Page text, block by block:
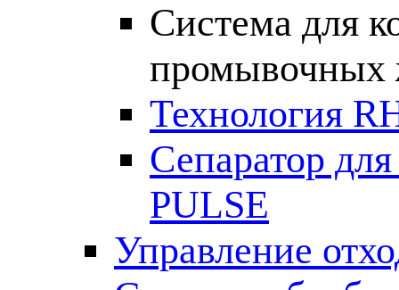
Система для
промывочных
Технология
Сепаратор
PULSE
Управление